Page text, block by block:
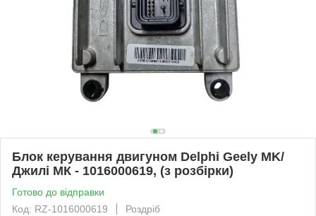
Блок керування двигуном Delphi Geely MK/
Джилі МК - 1016000619, (з розбірки)
Готово до відправки
Код: RZ-1016000619
Роздріб